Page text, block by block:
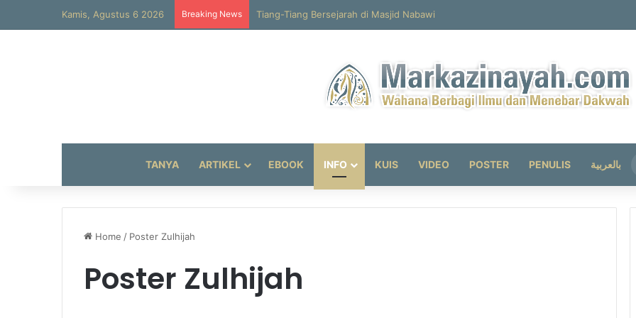
Kamis, Agustus 6 2026 Breaking News Tiang-Tiang Bersejarah di Masjid Nabawi
TANYA ARTIKEL EBOOK INFO KUIS VIDEO POSTER PENULIS بالعربية
Home / Poster Zulhijah
Poster Zulhijah